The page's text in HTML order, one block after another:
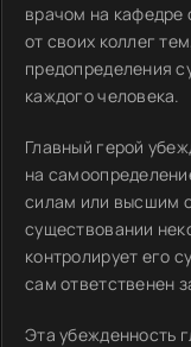
врачом на кафедре
от своих коллег
предопределения
каждого человека.
Главный герой
на
силам или высшим
существовании
контролирует его
сам ответственен
Эта убежденность